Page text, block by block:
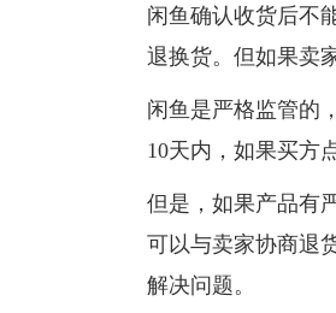
闲鱼确认收货后不
退换货。但如果卖
闲鱼是严格监管的
10天内，如果买方
但是，如果产品有
可以与卖家协商退
解决问题。